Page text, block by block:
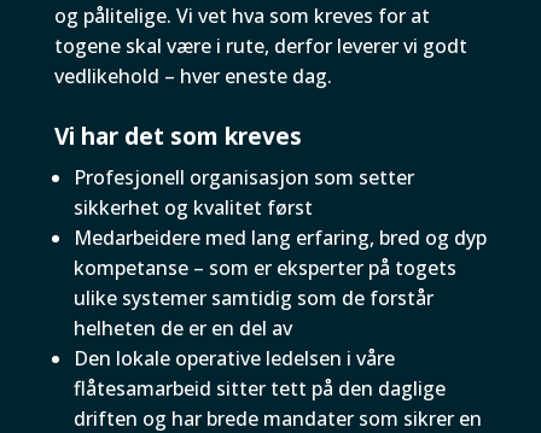
og pålitelige. Vi vet hva som kreves for at
togene skal være i rute, derfor leverer vi godt
vedlikehold – hver eneste dag.
Vi har det som kreves
Profesjonell organisasjon som setter
sikkerhet og kvalitet først
Medarbeidere med lang erfaring, bred og dyp
kompetanse – som er eksperter på togets
ulike systemer samtidig som de forstår
helheten de er en del av
Den lokale operative ledelsen i våre
flåtesamarbeid sitter tett på den daglige
driften og har brede mandater som sikrer en